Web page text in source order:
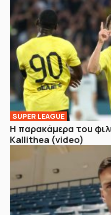
SUPER LEAGUE
Η παρακάμερα του
Kallithea (video)